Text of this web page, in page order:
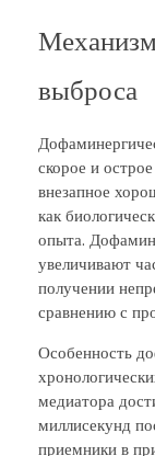
выброса
скорое и
внезапное
как
опыта.
увеличивают
получении
сравнению с
Особенность
медиатора
миллисекунд
приемники в